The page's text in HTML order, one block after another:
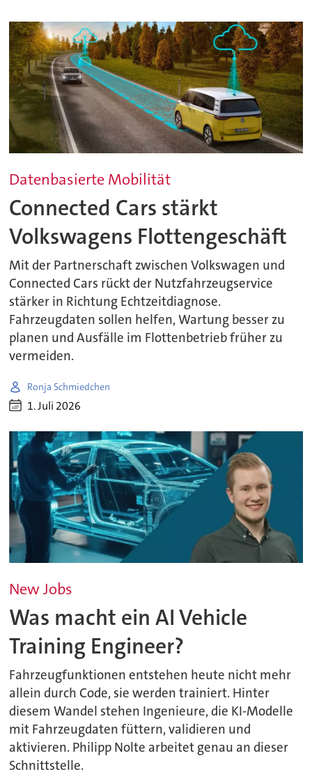
Datenbasierte Mobilität
Connected Cars stärkt
Volkswagens Flottengeschäft
Mit der Partnerschaft zwischen Volkswagen und
Connected Cars rückt der Nutzfahrzeugservice
stärker in Richtung Echtzeitdiagnose.
Fahrzeugdaten sollen helfen, Wartung besser zu
planen und Ausfälle im Flottenbetrieb früher zu
vermeiden.
Ronja Schmiedchen
1. Juli 2026
New Jobs
Was macht ein AI Vehicle
Training Engineer?
Fahrzeugfunktionen entstehen heute nicht mehr
allein durch Code, sie werden trainiert. Hinter
diesem Wandel stehen Ingenieure, die KI-Modelle
mit Fahrzeugdaten füttern, validieren und
aktivieren. Philipp Nolte arbeitet genau an dieser
Schnittstelle.